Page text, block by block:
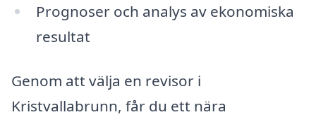
Prognoser och analys av ekonomiska
resultat
Genom att välja en revisor i
Kristvallabrunn, får du ett nära